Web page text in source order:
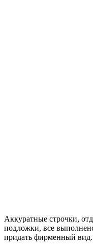
Аккуратные строчки,
подложки, все
придать фирменный вид.